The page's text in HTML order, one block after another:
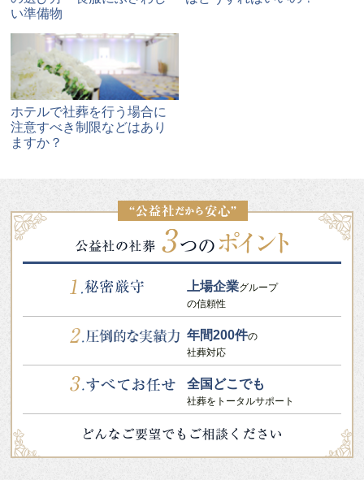
い準備物
ホテルで社葬を行う場合に
注意すべき制限などはあり
ますか？
上場企業グループ
の信頼性
年間200件の
社葬対応
全国どこでも
社葬をトータルサポート